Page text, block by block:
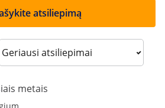
atsiliepimą
Sort reviews
metais